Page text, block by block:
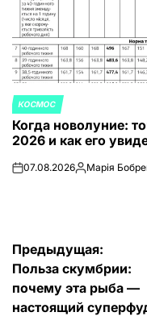
ОПУБЛИКОВАНО
В
КОСМОС
Когда новолуние:
2026 и как его
on07.08.2026Запись
Марія
Навигация
по
записям
Предыдущая:
Польза скумбрии:
почему эта рыба —
настоящий